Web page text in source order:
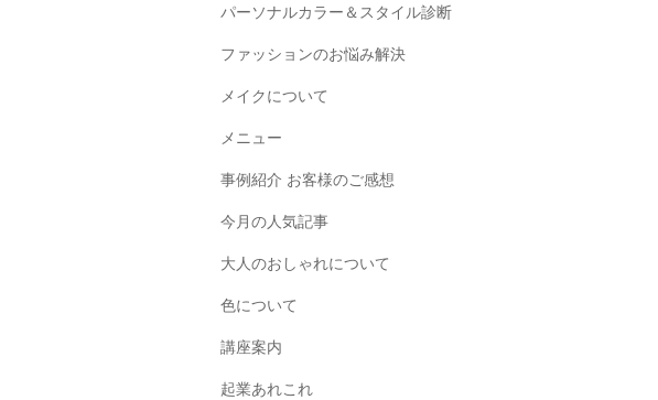
パーソナルカラー＆スタイル診断
ファッションのお悩み解決
メイクについて
メニュー
事例紹介 お客様のご感想
今月の人気記事
大人のおしゃれについて
色について
講座案内
起業あれこれ